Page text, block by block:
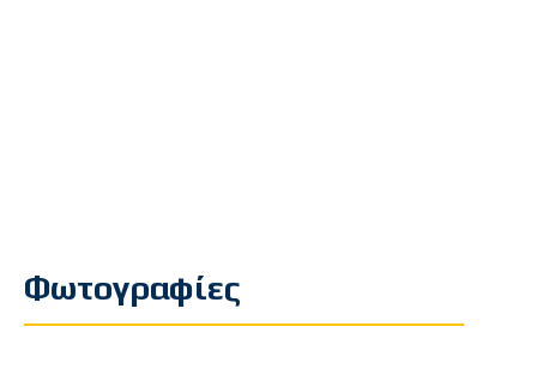
Φωτογραφίες